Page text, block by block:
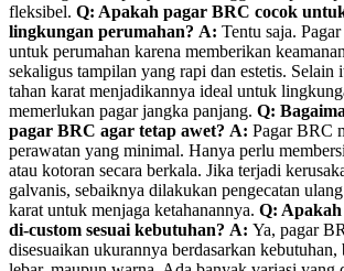
fleksibel. Q: Apakah pagar BRC cocok
lingkungan perumahan? A: Tentu saja.
untuk perumahan karena memberikan
sekaligus tampilan yang rapi dan estetis. Selain
tahan karat menjadikannya ideal untuk
memerlukan pagar jangka panjang. Q:
pagar BRC agar tetap awet? A: Pagar BRC
perawatan yang minimal. Hanya perlu
atau kotoran secara berkala. Jika terjadi
galvanis, sebaiknya dilakukan pengecatan
karat untuk menjaga ketahanannya. Q:
di-custom sesuai kebutuhan? A: Ya, pagar
disesuaikan ukurannya berdasarkan